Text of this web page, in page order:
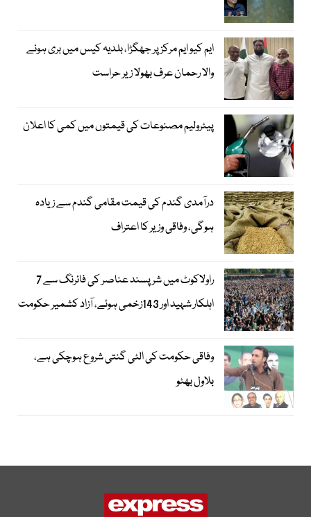
ایم کیو ایم مرکز پر جھگڑا، بلدیہ کیس میں بری ہونے
والا رحمان عرف بھولا زیر حراست
پیٹرولیم مصنوعات کی قیمتوں میں کمی کا اعلان
درآمدی گندم کی قیمت مقامی گندم سے زیادہ
ہوگی، وفاقی وزیر کا اعتراف
راولاکوٹ میں شرپسند عناصر کی فائرنگ سے 7
اہلکار شہید اور 143زخمی ہوئے، آزاد کشمیر حکومت
وفاقی حکومت کی الٹی گنتی شروع ہوچکی ہے،
بلاول بھٹو